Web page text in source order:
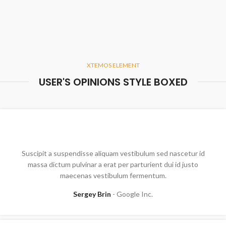
XTEMOS ELEMENT
USER'S OPINIONS STYLE BOXED
Suscipit a suspendisse aliquam vestibulum sed nascetur id
massa dictum pulvinar a erat per parturient dui id justo
maecenas vestibulum fermentum.
Sergey Brin Google Inc.